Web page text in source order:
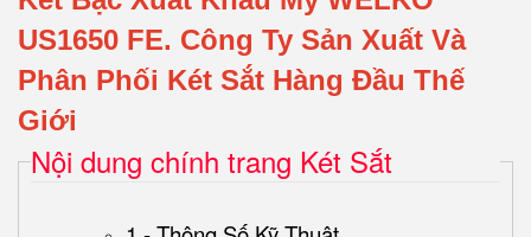
US1650 FE. Công Ty Sản Xuất Và
Phân Phối Két Sắt Hàng Đầu Thế
Giới
Nội dung chính trang Két Sắt